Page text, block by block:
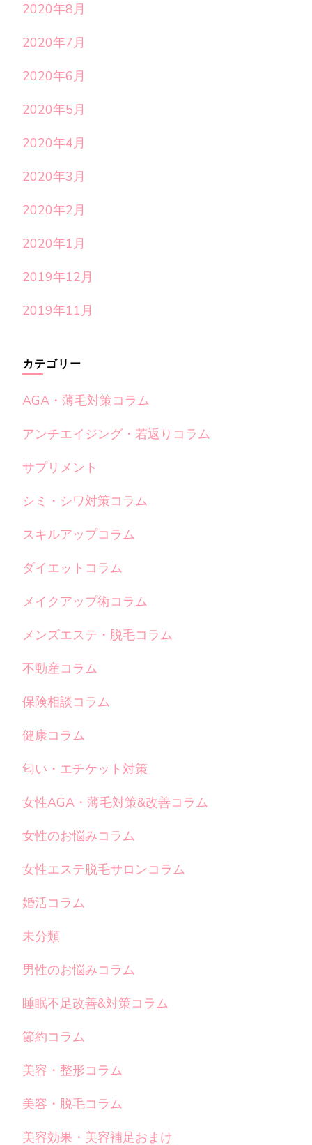
2020年8月
2020年7月
2020年6月
2020年5月
2020年4月
2020年3月
2020年2月
2020年1月
2019年12月
2019年11月
カテゴリー
AGA・薄毛対策コラム
アンチエイジング・若返りコラム
サプリメント
シミ・シワ対策コラム
スキルアップコラム
ダイエットコラム
メイクアップ術コラム
メンズエステ・脱毛コラム
不動産コラム
保険相談コラム
健康コラム
匂い・エチケット対策
女性AGA・薄毛対策&改善コラム
女性のお悩みコラム
女性エステ脱毛サロンコラム
婚活コラム
未分類
男性のお悩みコラム
睡眠不足改善&対策コラム
節約コラム
美容・整形コラム
美容・脱毛コラム
美容効果・美容補足おまけ